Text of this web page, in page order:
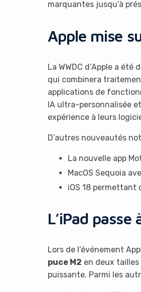
marquantes jusqu’à
Apple mise
La WWDC d’Apple a été
qui combinera
applications de
IA ultra-personnalisée
expérience à leurs
D’autres nouveautés
La nouvelle app
MacOS Sequoia
iOS 18 permettant
L’iPad
Lors de l’événement
puce M2 en deux tailles
puissante. Parmi les